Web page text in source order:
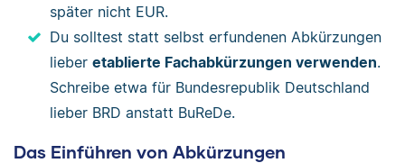
später nicht EUR.
Du solltest statt selbst erfundenen Abkürzungen
lieber etablierte Fachabkürzungen verwenden.
Schreibe etwa für Bundesrepublik Deutschland
lieber BRD anstatt BuReDe.
Das Einführen von Abkürzungen